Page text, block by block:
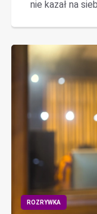
nie kazał na
ROZRYWKA